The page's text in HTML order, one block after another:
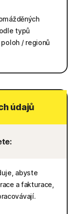
typů
/ regionů
údajů
abyste
a fakturace,